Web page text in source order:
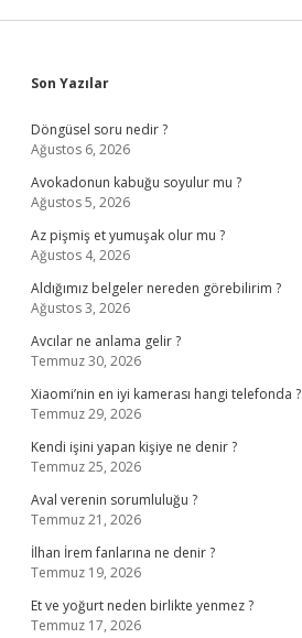
Sidebar
Son Yazılar
Döngüsel soru nedir ?
Ağustos 6, 2026
Avokadonun kabuğu soyulur mu ?
Ağustos 5, 2026
Az pişmiş et yumuşak olur mu ?
Ağustos 4, 2026
Aldığımız belgeler nereden görebilirim ?
Ağustos 3, 2026
Avcılar ne anlama gelir ?
Temmuz 30, 2026
Xiaomi’nin en iyi kamerası hangi telefonda ?
Temmuz 29, 2026
Kendi işini yapan kişiye ne denir ?
Temmuz 25, 2026
Aval verenin sorumluluğu ?
Temmuz 21, 2026
İlhan İrem fanlarına ne denir ?
Temmuz 19, 2026
Et ve yoğurt neden birlikte yenmez ?
Temmuz 17, 2026